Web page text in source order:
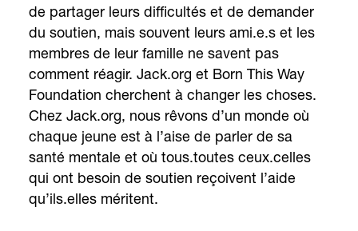
de partager leurs difficultés et de demander
du soutien, mais souvent leurs ami.e.s et les
membres de leur famille ne savent pas
comment réagir. Jack.org et Born This Way
Foundation cherchent à changer les choses.
Chez Jack.org, nous rêvons d’un monde où
chaque jeune est à l’aise de parler de sa
santé mentale et où tous.toutes ceux.celles
qui ont besoin de soutien reçoivent l’aide
qu’ils.elles méritent.